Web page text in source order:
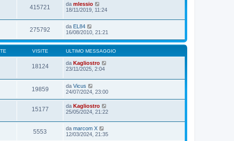
415721 da mlessio
18/11/2019, 11:24
275792 da EL84
16/08/2010, 21:21
VISITE ULTIMO MESSAGGIO
18124 da Kagliostro
23/11/2025, 2:04
19859 da Vicus
24/07/2024, 23:00
15177 da Kagliostro
25/05/2024, 21:22
5553 da marcom X
12/03/2024, 21:35